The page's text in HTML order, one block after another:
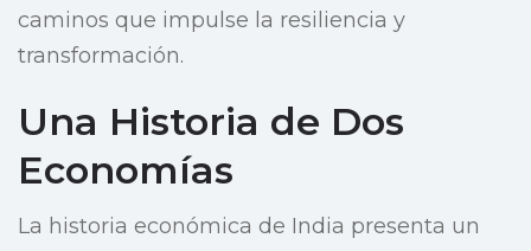
caminos que impulse la resiliencia y
transformación.
Una Historia de Dos
Economías
La historia económica de India presenta un